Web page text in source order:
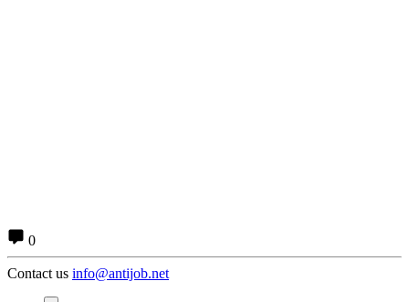
0
Contact us info@antijob.net